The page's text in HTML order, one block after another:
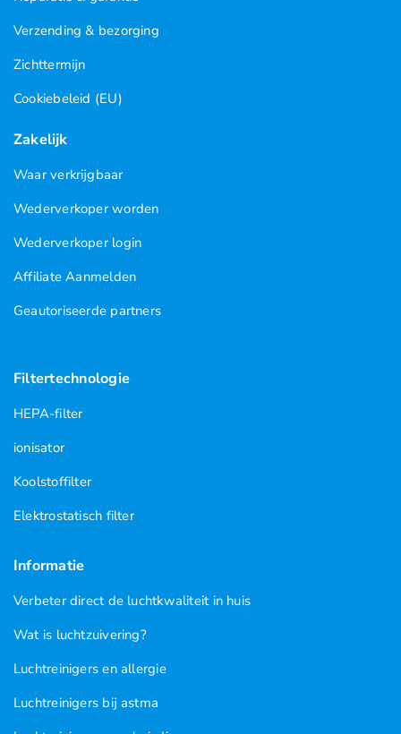
Verzending & bezorging
Zichttermijn
Cookiebeleid (EU)
Zakelijk
Waar verkrijgbaar
Wederverkoper worden
Wederverkoper login
Affiliate Aanmelden
Geautoriseerde partners
Filtertechnologie
HEPA-filter
ionisator
Koolstoffilter
Elektrostatisch filter
Informatie
Verbeter direct de luchtkwaliteit in huis
Wat is luchtzuivering?
Luchtreinigers en allergie
Luchtreinigers bij astma